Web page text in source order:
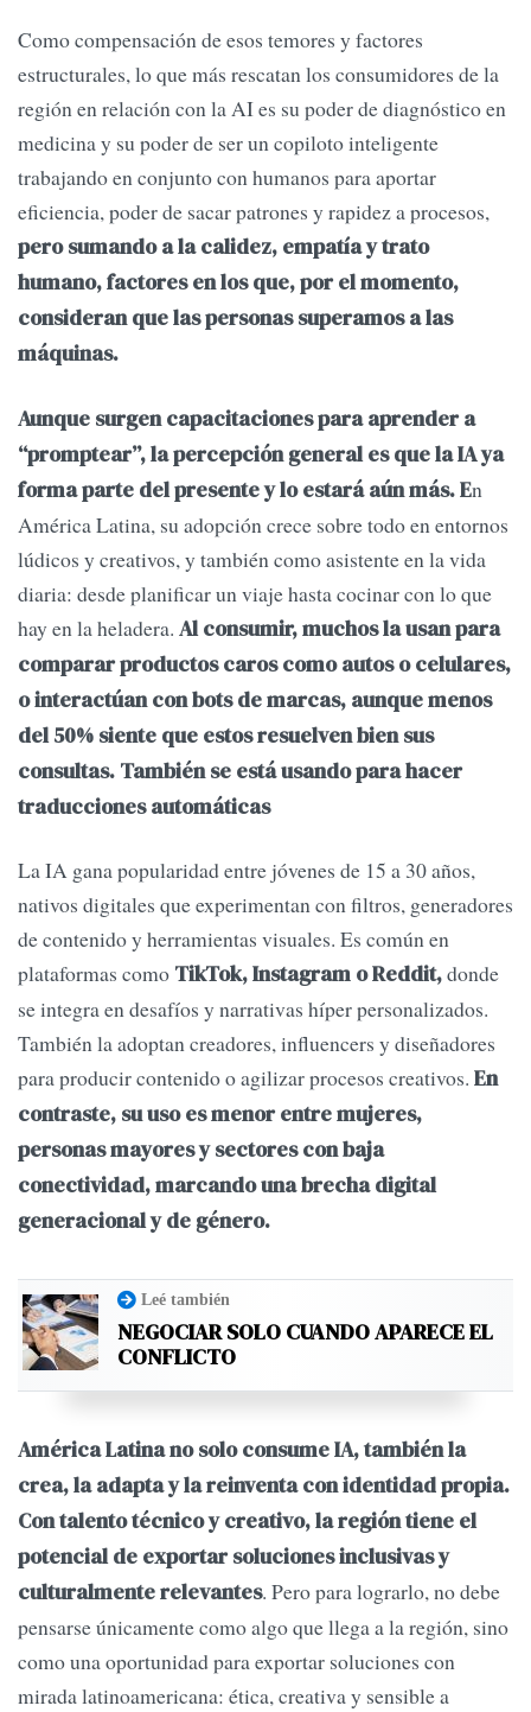
Como compensación de esos temores y factores
estructurales, lo que más rescatan los consumidores de la
región en relación con la AI es su poder de diagnóstico en
medicina y su poder de ser un copiloto inteligente
trabajando en conjunto con humanos para aportar
eficiencia, poder de sacar patrones y rapidez a procesos,
pero sumando a la calidez, empatía y trato
humano, factores en los que, por el momento,
consideran que las personas superamos a las
máquinas.
Aunque surgen capacitaciones para aprender a
“promptear”, la percepción general es que la IA ya
forma parte del presente y lo estará aún más. En
América Latina, su adopción crece sobre todo en entornos
lúdicos y creativos, y también como asistente en la vida
diaria: desde planificar un viaje hasta cocinar con lo que
hay en la heladera. Al consumir, muchos la usan para
comparar productos caros como autos o celulares,
o interactúan con bots de marcas, aunque menos
del 50% siente que estos resuelven bien sus
consultas. También se está usando para hacer
traducciones automáticas
La IA gana popularidad entre jóvenes de 15 a 30 años,
nativos digitales que experimentan con filtros, generadores
de contenido y herramientas visuales. Es común en
plataformas como TikTok, Instagram o Reddit,donde
se integra en desafíos y narrativas híper personalizados.
También la adoptan creadores, influencers y diseñadores
para producir contenido o agilizar procesos creativos. En
contraste, su uso es menor entre mujeres,
personas mayores y sectores con baja
conectividad, marcando una brecha digital
generacional y de género.
Leé también
NEGOCIAR SOLO CUANDO APARECE EL
CONFLICTO
América Latina no solo consume IA, también la
crea, la adapta y la reinventa con identidad propia.
Con talento técnico y creativo, la región tiene el
potencial de exportar soluciones inclusivas y
culturalmente relevantes. Pero para lograrlo, no debe
pensarse únicamente como algo que llega a la región, sino
como una oportunidad para exportar soluciones con
mirada latinoamericana: ética, creativa y sensible a